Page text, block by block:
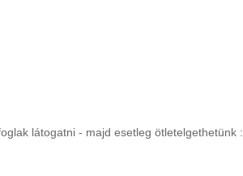
látogatni - majd esetleg ötletelgethetünk